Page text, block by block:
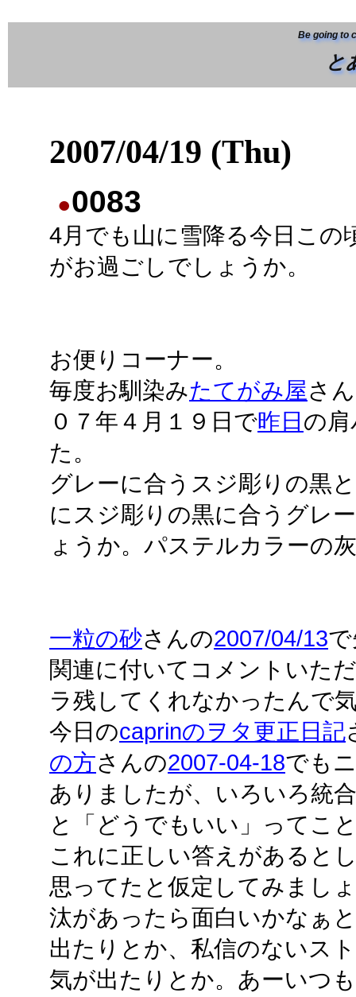
Be going to
と
2007/04/19 (Thu)
●0083
4月でも山に雪降る今日この
がお過ごしでしょうか。
お便りコーナー。
毎度お馴染みたてがみ屋さ
０７年４月１９日で昨日 の
た。
グレーに合うスジ彫りの黒
にスジ彫りの黒に合うグレ
ょうか。パステルカラーの
一粒の砂さんの2007/04/13
関連に付いてコメントいた
ラ残してくれなかったんで
今日のcaprinのヲタ更正日記
の方さんの2007-04-18でも
ありましたが、いろいろ統
と「どうでもいい」ってこ
これに正しい答えがあると
思ってたと仮定してみまし
汰があったら面白いかなぁ
出たりとか、私信のないス
気が出たりとか。あーいつ